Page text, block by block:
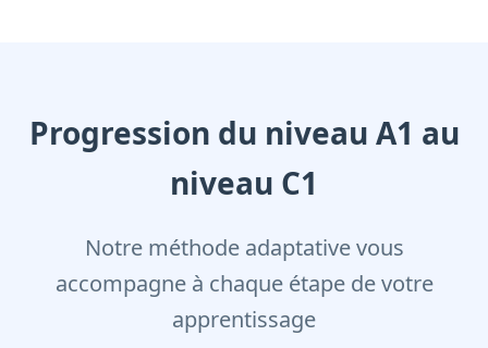
Progression du niveau A1 au
niveau C1
Notre méthode adaptative vous
accompagne à chaque étape de votre
apprentissage